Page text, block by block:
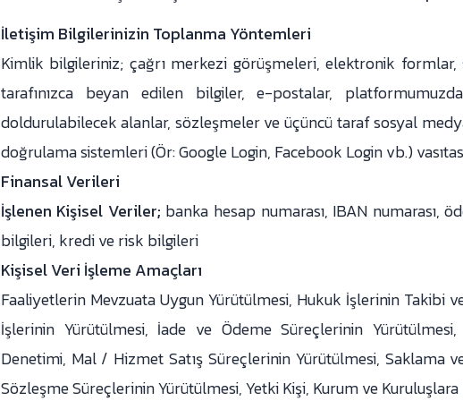
İletişim Bilgilerinizin Toplanma Yöntemleri
Kimlik bilgileriniz; çağrı merkezi görüşmeleri, elektronik formlar,
tarafınızca beyan edilen bilgiler, e-postalar,
doldurulabilecek alanlar, sözleşmeler ve üçüncü taraf sosyal
doğrulama sistemleri (Ör: Google Login, Facebook Login vb.)
Finansal Verileri
İşlenen Kişisel Veriler; banka hesap numarası, IBAN numarası,
bilgileri, kredi ve risk bilgileri
Kişisel Veri İşleme Amaçları
Faaliyetlerin Mevzuata Uygun Yürütülmesi, Hukuk İşlerinin Takibi
İşlerinin Yürütülmesi, İade ve Ödeme Süreçlerinin
Denetimi, Mal / Hizmet Satış Süreçlerinin Yürütülmesi, Saklama
Sözleşme Süreçlerinin Yürütülmesi, Yetki Kişi, Kurum ve